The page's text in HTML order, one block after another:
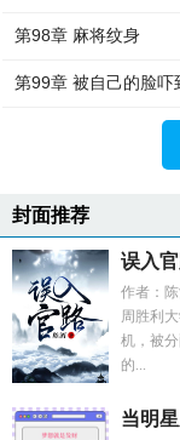
第98章 麻将纹身
第99章 被自己的脸吓
封面推荐
误入
作者：
周胜利
机，被
的...
当明